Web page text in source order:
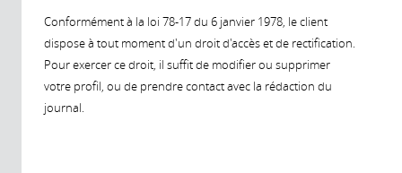
Conformément à la loi 78-17 du 6 janvier 1978, le client
dispose à tout moment d'un droit d'accès et de rectification.
Pour exercer ce droit, il suffit de modifier ou supprimer
votre profil, ou de prendre contact avec la rédaction du
journal.